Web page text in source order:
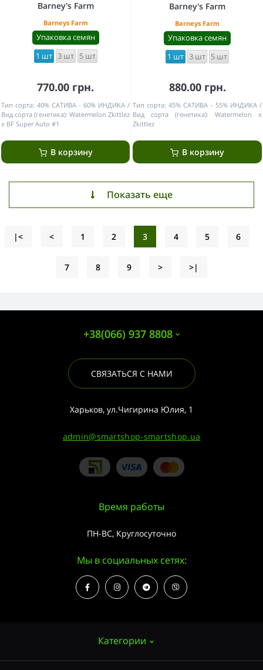
Barney's Farm
Barneys Farm
Упаковка семян
1 шт 3 шт 5 шт
770.00 грн.
Тип сорта: 40% САТИВА - 60% ИНДИКА
Вид сорта (генетика): Watermelon Zkittlez
x BF Super Auto #1
В корзину
Barney's Farm
Barneys Farm
Упаковка семян
1 шт 3 шт 5 шт
880.00 грн.
Тип сорта: 45% САТИВА - 55% ИНДИКА
Вид сорта (генетика):
Watermelon x
Zkittlez
В корзину
Показать еще
|< < 1 2 3 4 5 6
7 8 9 > >|
+38(066) 937 8808
СВЯЗАТЬСЯ С НАМИ
Харьков, ул.Чигирина Юлия, 1
admin@smartshop-smartshop.ua
Категории
Время работы
ПН-ВС, Круглосуточно
Мы в социальных сетях: